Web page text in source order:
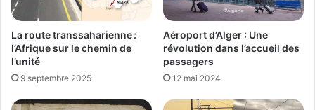
La route transsaharienne :
l’Afrique sur le chemin de
l’unité
9 septembre 2025
Aéroport d’Alger : Une
révolution dans l’accueil des
passagers
12 mai 2024